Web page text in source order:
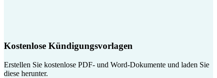
Kostenlose Kündigungsvorlagen
Erstellen Sie kostenlose PDF- und Word-Dokumente und laden Sie
diese herunter.